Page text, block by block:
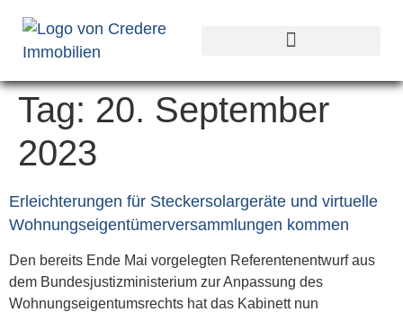
Tag: 20. September
2023
Erleichterungen für Steckersolargeräte und virtuelle
Wohnungseigentümerversammlungen kommen
Den bereits Ende Mai vorgelegten Referentenentwurf aus
dem Bundesjustizministerium zur Anpassung des
Wohnungseigentumsrechts hat das Kabinett nun